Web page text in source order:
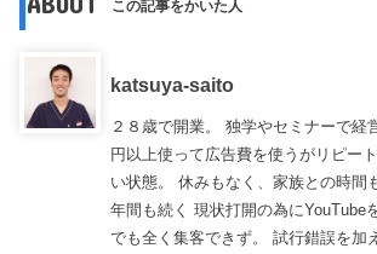
この記事をかいた人
katsuya-saito
２８歳で開業。 独学やセミナーで経
円以上使って広告費を使うがリピー
い状態。 休みもなく、家族との時間
年間も続く 現状打開の為にYouTube
でも全く集客できず。 試行錯誤を加